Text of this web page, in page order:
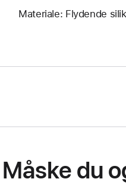
Materiale: Flydende
Måske du